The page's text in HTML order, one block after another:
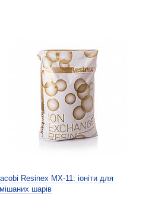
Resinex MX-11: іоніти для
шарів